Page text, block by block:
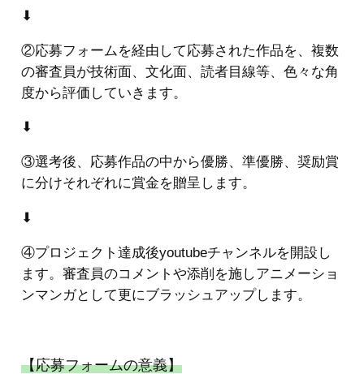
⬇︎
②応募フォームを経由して応募された作品を、複数
の審査員が技術面、文化面、読者目線等、色々な角
度から評価していきます。
⬇︎
③選考後、応募作品の中から優勝、準優勝、奨励賞
に分けそれぞれに賞金を贈呈します。
⬇︎
④プロジェクト達成後youtubeチャンネルを開設し
ます。審査員のコメントや添削を施しアニメーショ
ンマンガとして更にブラッシュアップします。
【応募フォームの意義】